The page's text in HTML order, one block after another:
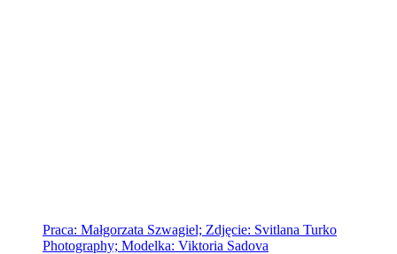
Praca: Małgorzata Szwagiel; Zdjęcie: Svitlana Turko
Photography; Modelka: Viktoria Sadova